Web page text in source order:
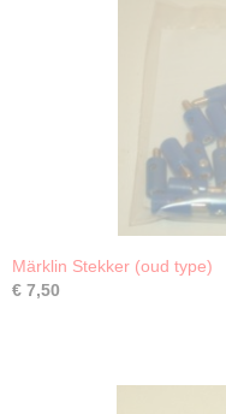
Märklin Stekker (oud type)
€ 7,50